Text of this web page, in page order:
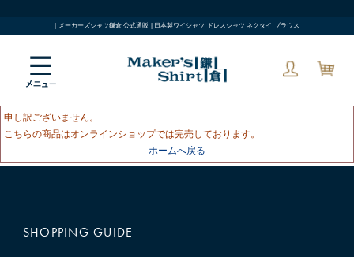
| メーカーズシャツ鎌倉 公式通販 | 日本製ワイシャツ ドレスシャツ ネクタイ ブラウス
申し訳ございません。
こちらの商品はオンラインショップでは完売しております。
ホームへ戻る
SHOPPING GUIDE